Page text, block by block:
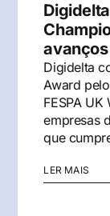
Digidelta
Award
FESPA
empresas
que
LER MAIS